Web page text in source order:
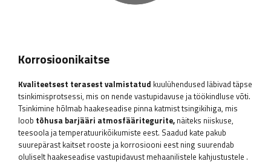
Korrosioonikaitse
Kvaliteetsest terasest valmistatud kuulühendused läbivad täpse
tsinkimisprotsessi, mis on nende vastupidavuse ja töökindluse võti.
Tsinkimine hõlmab haakeseadise pinna katmist tsingikihiga, mis
loob tõhusa barjääri atmosfääritegurite, näiteks niiskuse,
teesoola ja temperatuurikõikumiste eest. Saadud kate pakub
suurepärast kaitset rooste ja korrosiooni eest ning suurendab
oluliselt haakeseadise vastupidavust mehaanilistele kahjustustele .